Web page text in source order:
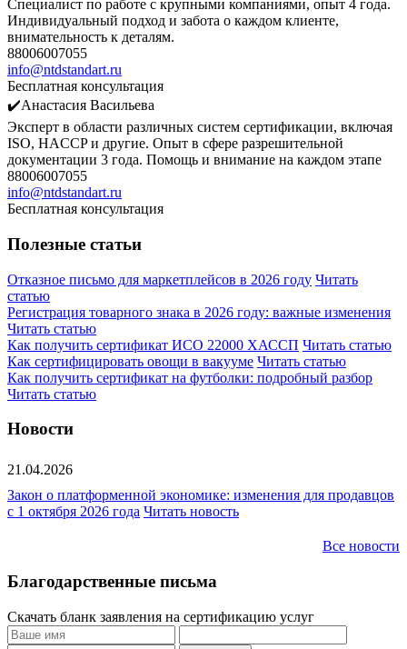
Специалист по работе с крупными компаниями, опыт 4 года.
Индивидуальный подход и забота о каждом клиенте,
внимательность к деталям.
88006007055
info@ntdstandart.ru
Бесплатная консультация
✔️Анастасия Васильева
Эксперт в области различных систем сертификации, включая
ISO, HACCP и другие. Опыт в сфере разрешительной
документации 3 года. Помощь и внимание на каждом этапе
88006007055
info@ntdstandart.ru
Бесплатная консультация
Полезные статьи
Отказное письмо для маркетплейсов в 2026 году Читать
статью
Регистрация товарного знака в 2026 году: важные изменения
Читать статью
Как получить сертификат ИСО 22000 ХАССП Читать статью
Как сертифицировать овощи в вакууме Читать статью
Как получить сертификат на футболки: подробный разбор
Читать статью
Новости
21.04.2026
Закон о платформенной экономике: изменения для продавцов
с 1 октября 2026 года Читать новость
Все новости
Благодарственные письма
Скачать бланк заявления на сертификацию услуг